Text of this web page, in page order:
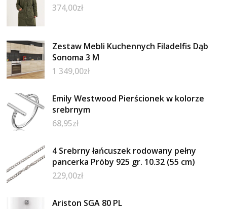
374,00zł
Zestaw Mebli Kuchennych Filadelfis Dąb
Sonoma 3 M
1 349,00zł
Emily Westwood Pierścionek w kolorze
srebrnym
68,95zł
4 Srebrny łańcuszek rodowany pełny
pancerka Próby 925 gr. 10.32 (55 cm)
229,00zł
Ariston SGA 80 PL